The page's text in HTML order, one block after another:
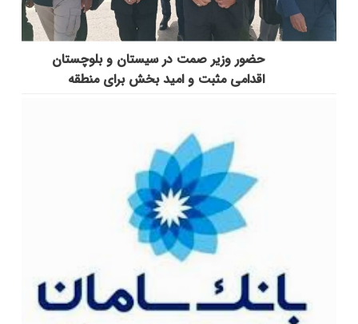
حضور وزیر صمت در سیستان و بلوچستان
اقدامی مثبت و امید بخش برای منطقه